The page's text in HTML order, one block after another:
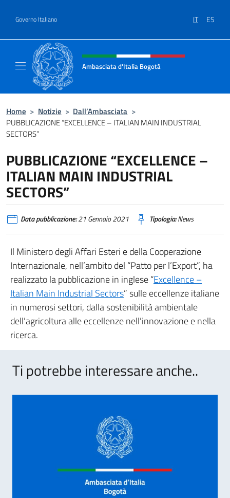
Governo Italiano IT ES
Intestazione sito, social e menù
Ambasciata d'Italia Bogotà
Home > Notizie > Dall’Ambasciata >
PUBBLICAZIONE “EXCELLENCE – ITALIAN MAIN INDUSTRIAL
SECTORS”
PUBBLICAZIONE “EXCELLENCE –
ITALIAN MAIN INDUSTRIAL
SECTORS”
Data pubblicazione:21 Gennaio 2021 Tipologia:News
Il Ministero degli Affari Esteri e della Cooperazione
Internazionale, nell’ambito del “Patto per l’Export”, ha
realizzato la pubblicazione in inglese “Excellence –
Italian Main Industrial Sectors” sulle eccellenze italiane
in numerosi settori, dalla sostenibilità ambientale
dell’agricoltura alle eccellenze nell’innovazione e nella
ricerca.
Ti potrebbe interessare anche..